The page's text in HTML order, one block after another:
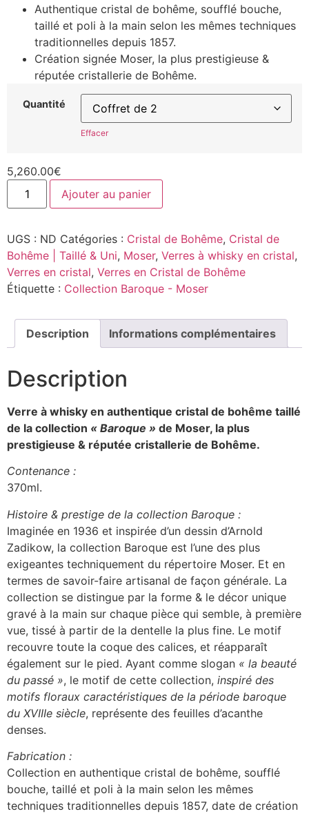
Authentique cristal de bohême, soufflé bouche,
taillé et poli à la main selon les mêmes techniques
traditionnelles depuis 1857.
Création signée Moser, la plus prestigieuse &
réputée cristallerie de Bohême.
Quantité
Effacer
5,260.00€
Ajouter au panier
UGS : ND Catégories : Cristal de Bohême, Cristal de
Bohême | Taillé & Uni, Moser, Verres à whisky en cristal,
Verres en cristal, Verres en Cristal de Bohême
Étiquette : Collection Baroque - Moser
Description Informations complémentaires
Description
Verre à whisky en authentique cristal de bohême taillé
de la collection « Baroque » de Moser, la plus
prestigieuse & réputée cristallerie de Bohême.
Contenance :
370ml.
Histoire & prestige de la collection Baroque :
Imaginée en 1936 et inspirée d’un dessin d’Arnold
Zadikow, la collection Baroque est l’une des plus
exigeantes techniquement du répertoire Moser. Et en
termes de savoir-faire artisanal de façon générale. La
collection se distingue par la forme & le décor unique
gravé à la main sur chaque pièce qui semble, à première
vue, tissé à partir de la dentelle la plus fine. Le motif
recouvre toute la coque des calices, et réapparaît
également sur le pied. Ayant comme slogan « la beauté
du passé », le motif de cette collection, inspiré des
motifs floraux caractéristiques de la période baroque
du XVIIIe siècle, représente des feuilles d’acanthe
denses.
Fabrication :
Collection en authentique cristal de bohême, soufflé
bouche, taillé et poli à la main selon les mêmes
techniques traditionnelles depuis 1857, date de création